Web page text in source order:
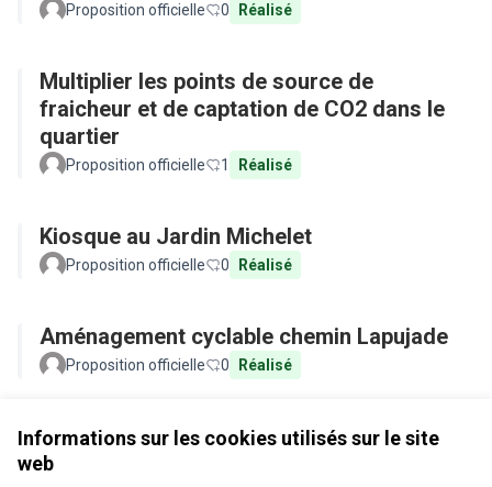
Informations sur les cookies utilisés sur le site
web
Proposition officielle 0 Réalisé
Multiplier les points de source de
fraicheur et de captation de CO2 dans le
quartier
Proposition officielle 1 Réalisé
Kiosque au Jardin Michelet
Proposition officielle 0 Réalisé
Aménagement cyclable chemin Lapujade
Proposition officielle 0 Réalisé